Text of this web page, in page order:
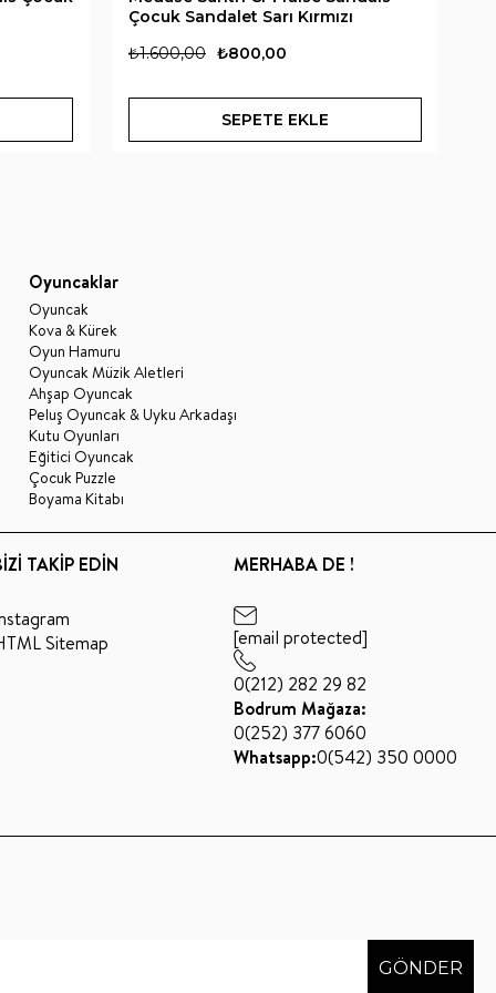
Çocuk Sandalet Sarı Kırmızı
₺800,00
₺1.600,00
SEPETE EKLE
Oyuncaklar
Oyuncak
Kova & Kürek
Oyun Hamuru
Oyuncak Müzik Aletleri
Ahşap Oyuncak
Peluş Oyuncak & Uyku Arkadaşı
Kutu Oyunları
Eğitici Oyuncak
Çocuk Puzzle
Boyama Kitabı
TAKİP EDİN
Sitemap
MERHABA DE !
[email protected]
0(212) 282 29 82
Bodrum Mağaza:
0(252) 377 6060
Whatsapp:0(542) 350 0000
GÖNDER